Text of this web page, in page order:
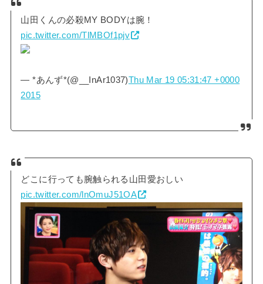
山田くんの必殺MY BODYは腕！
pic.twitter.com/TlMBOf1pjv
— *あんず*(@__InAr1037)Thu Mar 19 05:31:47 +0000
2015
どこに行っても腕触られる山田愛おしい
pic.twitter.com/lnOmuJ51OA